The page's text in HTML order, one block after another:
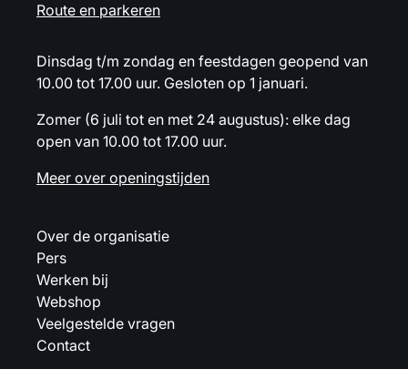
Route en parkeren
Dinsdag t/m zondag en feestdagen geopend van
10.00 tot 17.00 uur. Gesloten op 1 januari.
Zomer (6 juli tot en met 24 augustus): elke dag
open van 10.00 tot 17.00 uur.
Meer over openingstijden
Over de organisatie
Pers
Werken bij
Webshop
Veelgestelde vragen
Contact